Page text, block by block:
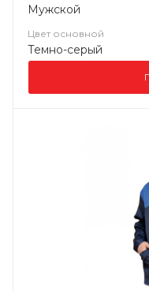
Мужской
Цвет основной
Темно-серый